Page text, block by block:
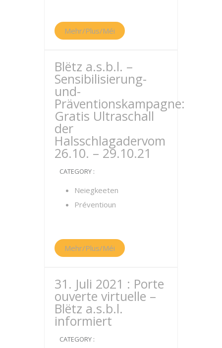
Mehr/Plus/Méi
Blëtz a.s.b.l. –
Sensibilisierung-
und-
Präventionskampagne:
Gratis Ultraschall
der
Halsschlagadervom
26.10. – 29.10.21
CATEGORY :
Neiegkeeten
Préventioun
Mehr/Plus/Méi
31. Juli 2021 : Porte
ouverte virtuelle –
Blëtz a.s.b.l.
informiert
CATEGORY :